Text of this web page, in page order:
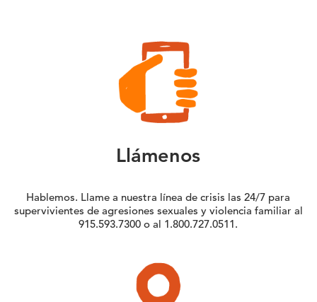
Llámenos
Hablemos. Llame a nuestra línea de crisis las 24/7 para
supervivientes de agresiones sexuales y violencia familiar al
915.593.7300 o al 1.800.727.0511.